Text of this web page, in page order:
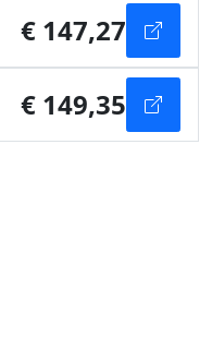
€ 147,27
€ 149,35